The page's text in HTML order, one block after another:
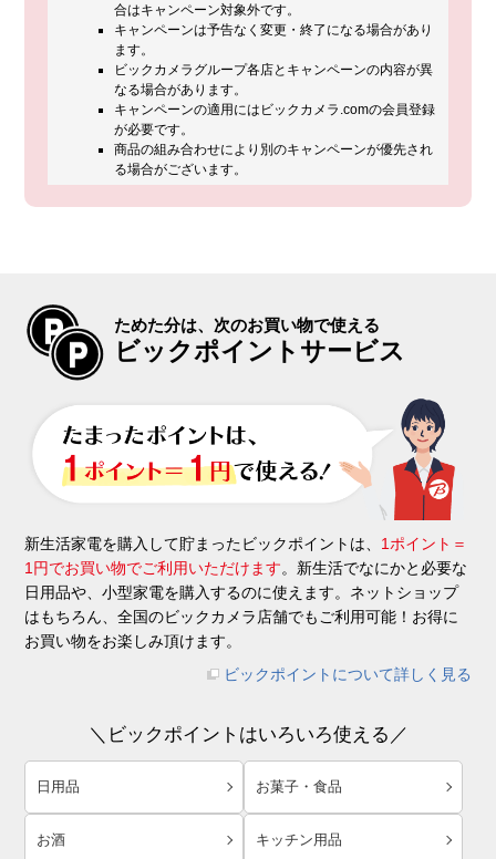
合はキャンペーン対象外です。
キャンペーンは予告なく変更・終了になる場合があり
ます。
ビックカメラグループ各店とキャンペーンの内容が異
なる場合があります。
キャンペーンの適用にはビックカメラ.comの会員登録
が必要です。
商品の組み合わせにより別のキャンペーンが優先され
る場合がございます。
ためた分は、次のお買い物で使える
ビックポイントサービス
新生活家電を購入して貯まったビックポイントは、 1ポイント＝
1円でお買い物でご利用いただけます。新生活でなにかと必要な
日用品や、小型家電を購入するのに使えます。ネットショップ
はもちろん、全国のビックカメラ店舗でもご利用可能！お得に
お買い物をお楽しみ頂けます。
ビックポイントについて詳しく見る
＼ビックポイントはいろいろ使える／
日用品 お菓子・食品
お酒 キッチン用品